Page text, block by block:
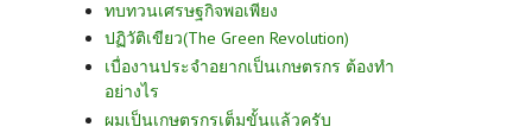
ทบทวนเศรษฐกิจพอเพียง
ปฏิวัติเขียว(The Green Revolution)
เบื่องานประจำอยากเป็นเกษตรกร ต้องทำ
อย่างไร
ผมเป็นเกษตรกรเต็มขั้นแล้วครับ